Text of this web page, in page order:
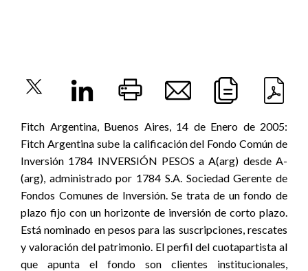
Fitch Argentina, Buenos Aires, 14 de Enero de 2005:
Fitch Argentina sube la calificación del Fondo Común de
Inversión 1784 INVERSIÓN PESOS a A(arg) desde A-
(arg), administrado por 1784 S.A. Sociedad Gerente de
Fondos Comunes de Inversión. Se trata de un fondo de
plazo fijo con un horizonte de inversión de corto plazo.
Está nominado en pesos para las suscripciones, rescates
y valoración del patrimonio. El perfil del cuotapartista al
que apunta el fondo son clientes institucionales,